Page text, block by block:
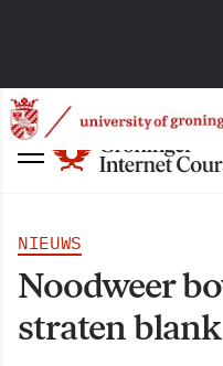
NIEUWS
Noodweer
straten